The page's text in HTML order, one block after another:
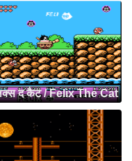
द कैट / Felix The Cat